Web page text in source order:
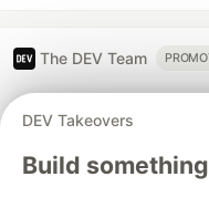
The DEV Team
Check out
DEV Takeovers
Build